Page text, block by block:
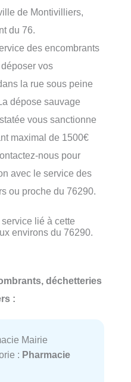
de Montivilliers,
du 76.
des encombrants
vos
la rue sous peine
dépose sauvage
vous sanctionne
maximal de 1500€
nous pour
avec le service des
ou proche du 76290.
lié à cette
environs du 76290.
déchetteries
:
Mairie
: Pharmacie